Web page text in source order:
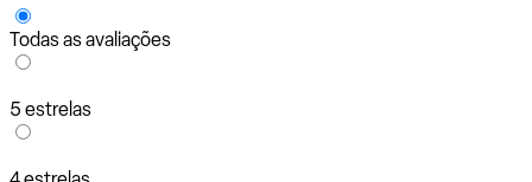
Todas as avaliações
5 estrelas